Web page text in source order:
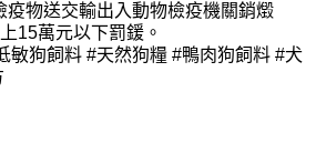
疫物送交輸出入動物檢疫機關銷燬
15萬元以下罰鍰。
敏狗飼料 #天然狗糧 #鴨肉狗飼料 #犬